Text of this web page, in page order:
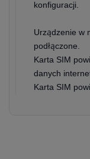
konfiguracji.
Urządzenie w
podłączone.
Karta SIM
danych
Karta SIM